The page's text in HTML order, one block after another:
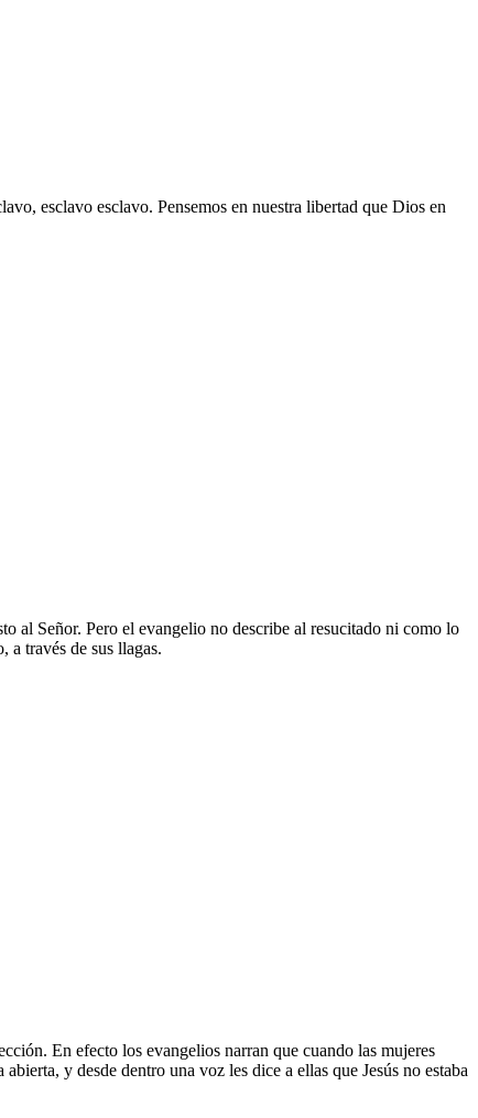
esclavo esclavo. Pensemos en nuestra libertad que Dios en
al Señor. Pero el evangelio no describe al resucitado ni como lo
a través de sus llagas.
En efecto los evangelios narran que cuando las mujeres
y desde dentro una voz les dice a ellas que Jesús no estaba